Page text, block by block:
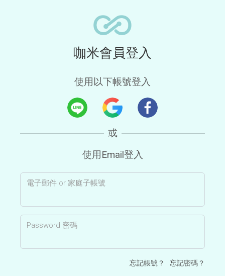
咖米會員登入
使用以下帳號登入
使用Email登入
電子郵件 or 家庭子帳號
Password 密碼
忘記帳號？ 忘記密碼？